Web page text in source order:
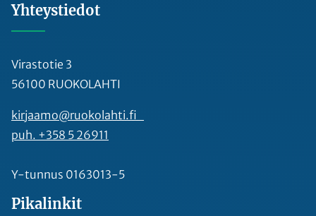
Yhteystiedot
Virastotie 3
56100 RUOKOLAHTI
kirjaamo@ruokolahti.fi
puh. +358 5 26911
Y-tunnus 0163013-5
Pikalinkit